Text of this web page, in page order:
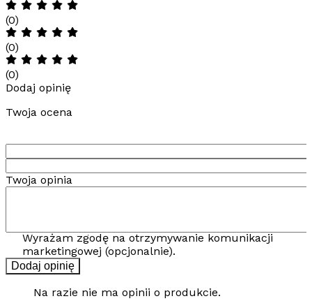
(0)
(0)
(0)
Dodaj opinię
Twoja ocena
Twoja opinia
Wyrażam zgodę na otrzymywanie komunikacji
marketingowej (opcjonalnie).
Dodaj opinię
Na razie nie ma opinii o produkcie.